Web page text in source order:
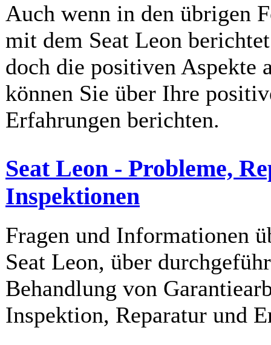
Auch wenn in den übrigen
mit dem Seat Leon
doch die positiven Aspekte
können Sie über Ihre
Erfahrungen berichten.
Seat Leon - Probleme,
Inspektionen
Fragen und Informationen
Seat Leon, über
Behandlung von
Inspektion, Reparatur und